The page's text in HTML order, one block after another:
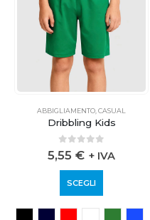
ABBIGLIAMENTO CASUAL
Dribbling Kids
0out of 5
5,55 € + IVA
SCEGLI